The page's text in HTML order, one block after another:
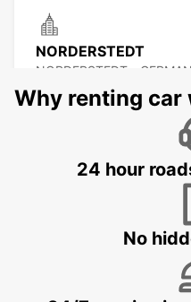
NORDERSTEDT
NORDERSTEDT -
Why renting car
24 hour
No